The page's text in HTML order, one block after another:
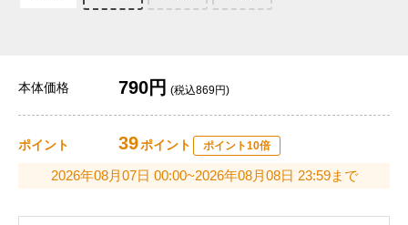
本体価格 790円 (税込869円)
ポイント 39ポイント ポイント10倍
2026年08月07日 00:00~2026年08月08日 23:59まで